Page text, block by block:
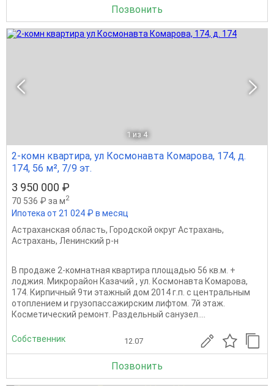
Позвонить
1 из 4
2-комн квартира, ул Космонавта Комарова, 174, д.
174, 56 м², 7/9 эт.
3 950 000 ₽
70 536 ₽ за м2
Ипотека от 21 024 ₽ в месяц
Астраханская область, Городской округ Астрахань,
Астрахань, Ленинский р-н
В продаже 2-комнатная квартира площадью 56 кв.м. +
лоджия. Микрорайон Казачий , ул. Космонавта Комарова,
174. Кирпичный 9ти этажный дом 2014 г.п. с центральным
отоплением и грузопассажирским лифтом. 7й этаж.
Косметический ремонт. Раздельный санузел....
Собственник 12.07
Позвонить